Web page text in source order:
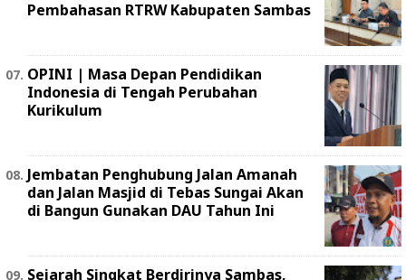
Pembahasan RTRW Kabupaten Sambas
OPINI | Masa Depan Pendidikan
Indonesia di Tengah Perubahan
Kurikulum
Jembatan Penghubung Jalan Amanah
dan Jalan Masjid di Tebas Sungai Akan
di Bangun Gunakan DAU Tahun Ini
Sejarah Singkat Berdirinya Sambas,